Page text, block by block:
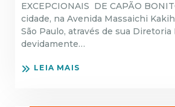
EXCEPCIONAIS DE CAPÃO
cidade, na Avenida Massaichi
São Paulo, através de sua Diretoria
devidamente…
LEIA MAIS